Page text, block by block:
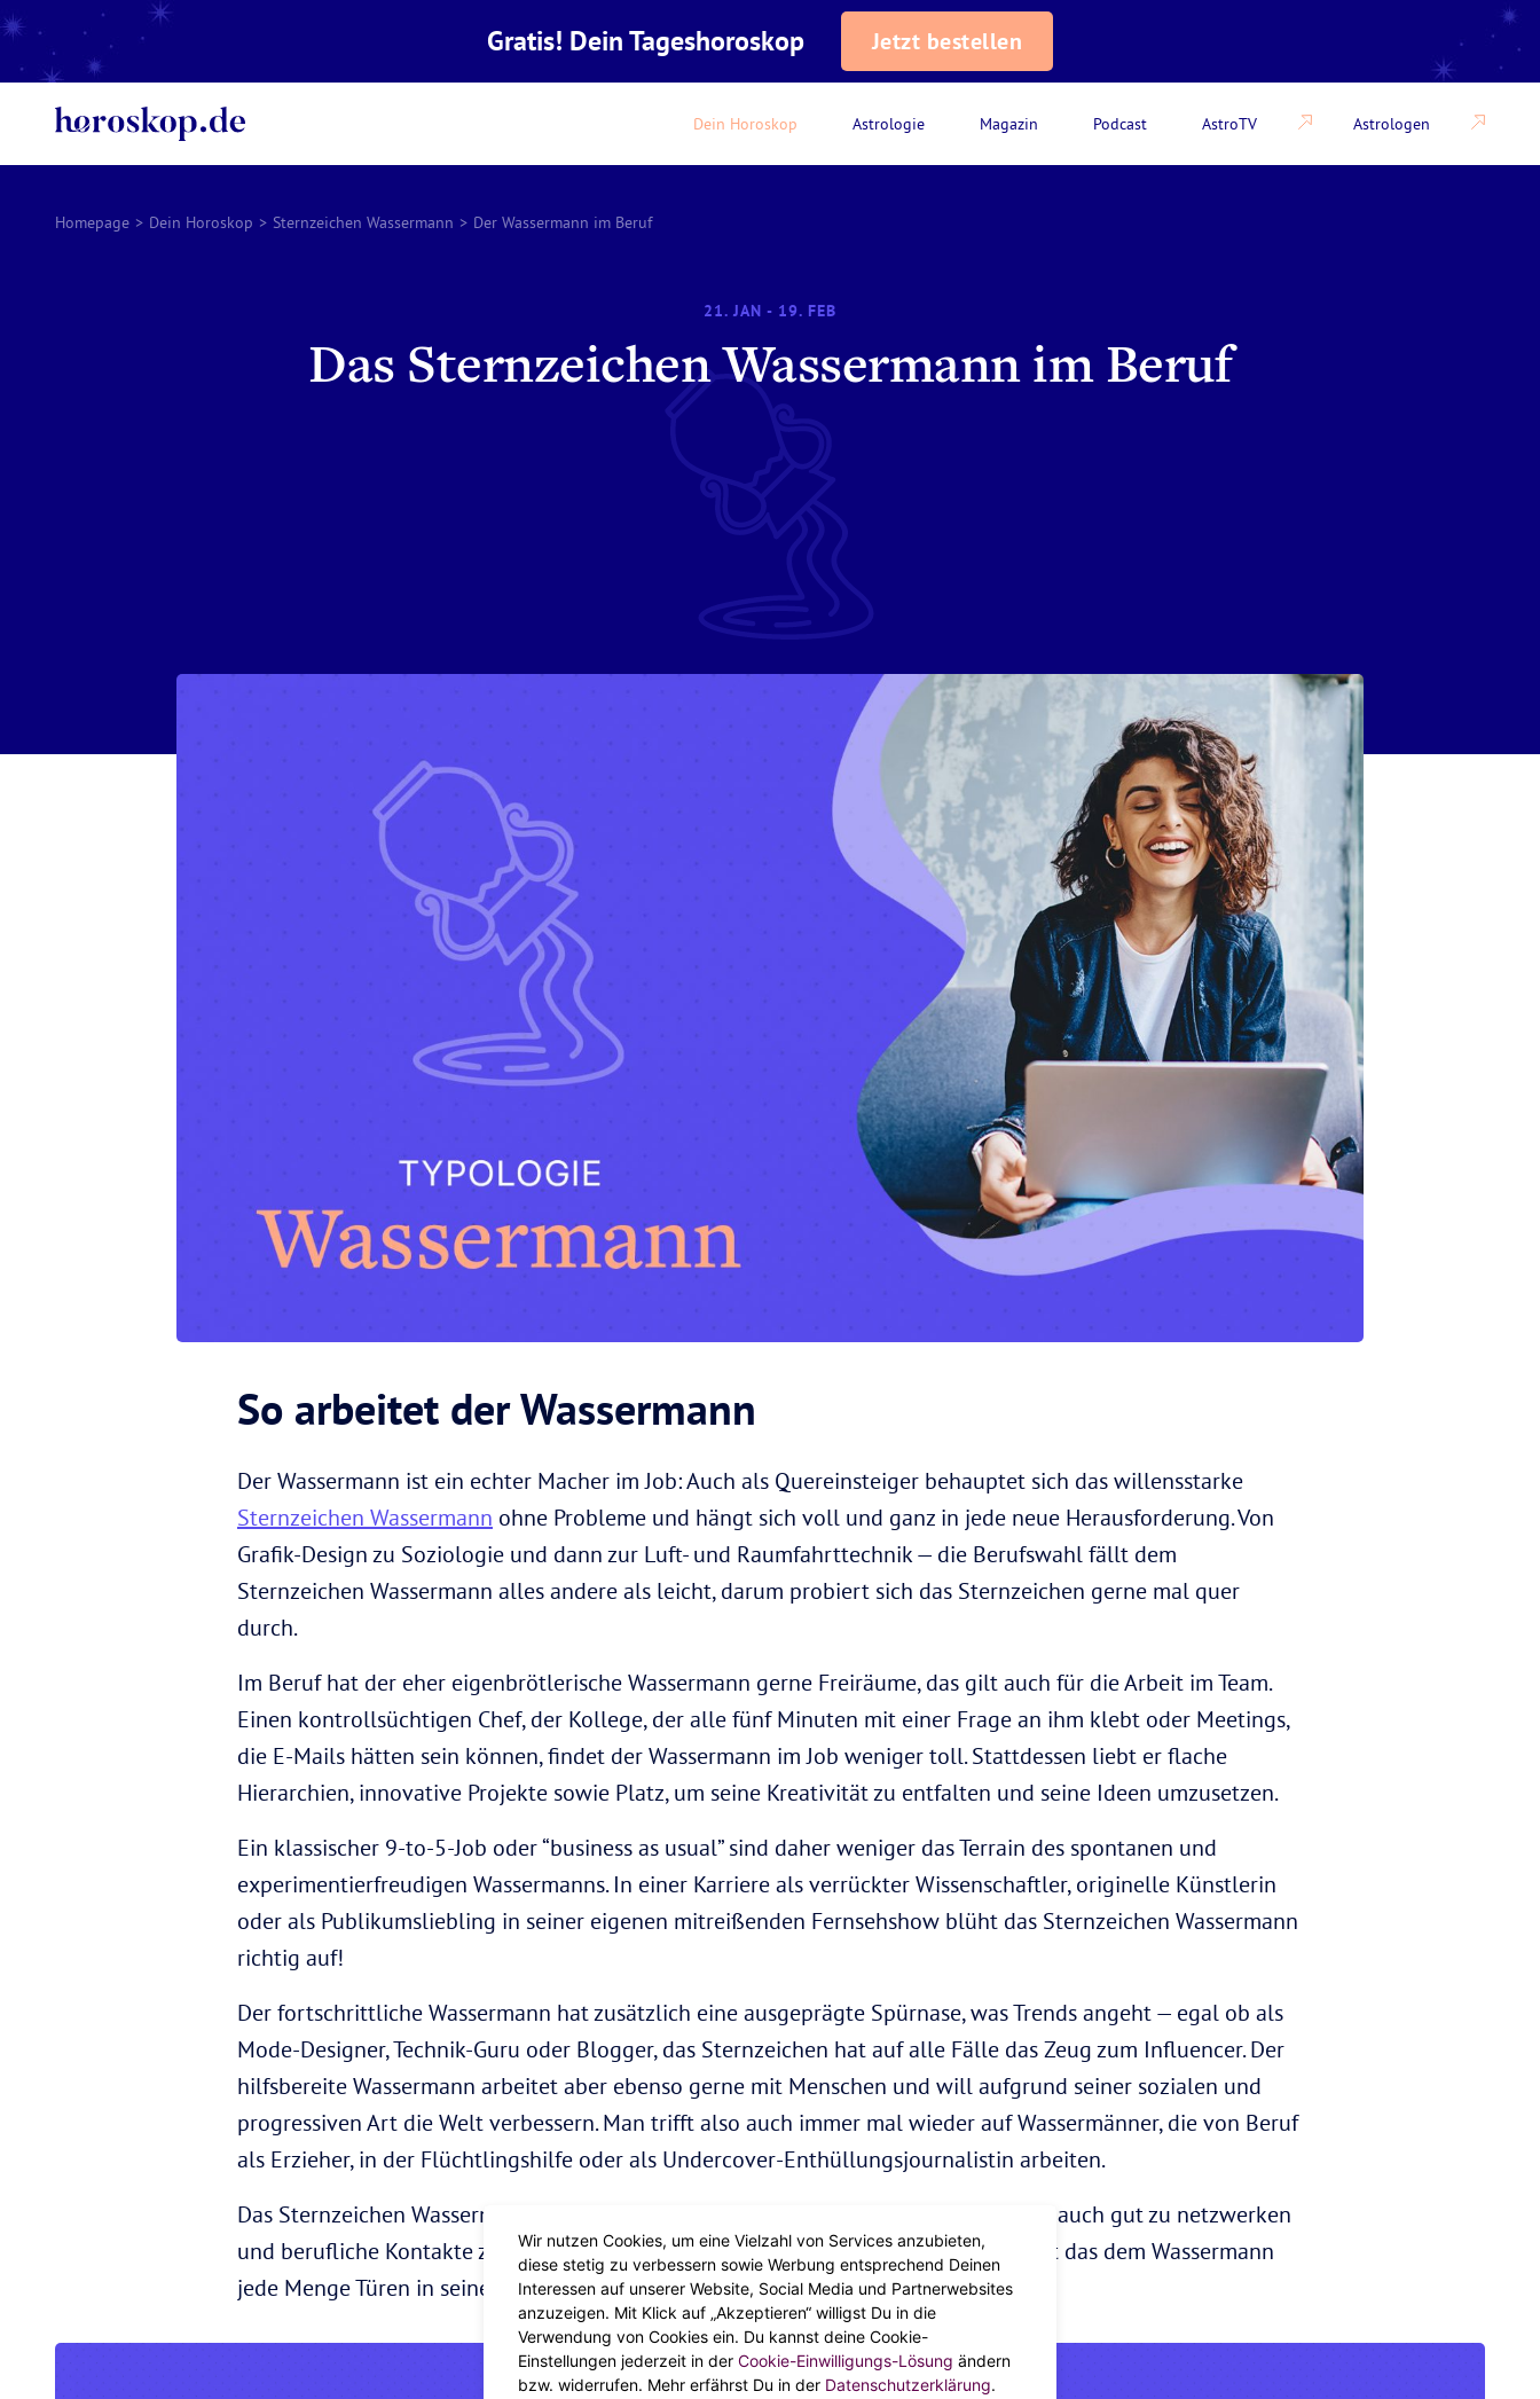
Dein Horoskop Astrologie Magazin Podcast AstroTV Astrologen
Gratis! Dein Tageshoroskop Jetzt bestellen
Homepage > Dein Horoskop > Sternzeichen Wassermann > Der Wassermann im Beruf
21. JAN - 19. FEB
Das Sternzeichen Wassermann im Beruf
So arbeitet der Wassermann
Der Wassermann ist ein echter Macher im Job: Auch als Quereinsteiger behauptet sich das willensstarke
Sternzeichen Wassermann ohne Probleme und hängt sich voll und ganz in jede neue Herausforderung. Von
Grafik-Design zu Soziologie und dann zur Luft- und Raumfahrttechnik — die Berufswahl fällt dem
Sternzeichen Wassermann alles andere als leicht, darum probiert sich das Sternzeichen gerne mal quer
durch.
Im Beruf hat der eher eigenbrötlerische Wassermann gerne Freiräume, das gilt auch für die Arbeit im Team.
Einen kontrollsüchtigen Chef, der Kollege, der alle fünf Minuten mit einer Frage an ihm klebt oder Meetings,
die E-Mails hätten sein können, findet der Wassermann im Job weniger toll. Stattdessen liebt er flache
Hierarchien, innovative Projekte sowie Platz, um seine Kreativität zu entfalten und seine Ideen umzusetzen.
Ein klassischer 9-to-5-Job oder “business as usual” sind daher weniger das Terrain des spontanen und
experimentierfreudigen Wassermanns. In einer Karriere als verrückter Wissenschaftler, originelle Künstlerin
oder als Publikumsliebling in seiner eigenen mitreißenden Fernsehshow blüht das Sternzeichen Wassermann
richtig auf!
Der fortschrittliche Wassermann hat zusätzlich eine ausgeprägte Spürnase, was Trends angeht — egal ob als
Mode-Designer, Technik-Guru oder Blogger, das Sternzeichen hat auf alle Fälle das Zeug zum Influencer. Der
hilfsbereite Wassermann arbeitet aber ebenso gerne mit Menschen und will aufgrund seiner sozialen und
progressiven Art die Welt verbessern. Man trifft also auch immer mal wieder auf Wassermänner, die von Beruf
als Erzieher, in der Flüchtlingshilfe oder als Undercover-Enthüllungsjournalistin arbeiten.
Das Sternzeichen Wassermann weiß durch seine charismatische und freundliche Art auch gut zu netzwerken
und berufliche Kontakte zu knüpfen. Neben seiner Zielstrebigkeit und Neugier öffnet das dem Wassermann
jede Menge Türen in seiner Karriere.
Wir nutzen Cookies, um eine Vielzahl von Services anzubieten,
diese stetig zu verbessern sowie Werbung entsprechend Deinen
Interessen auf unserer Website, Social Media und Partnerwebsites
anzuzeigen. Mit Klick auf „Akzeptieren“ willigst Du in die
Verwendung von Cookies ein. Du kannst deine Cookie-
Einstellungen jederzeit in der Cookie-Einwilligungs-Lösung ändern
bzw. widerrufen. Mehr erfährst Du in der Datenschutzerklärung.